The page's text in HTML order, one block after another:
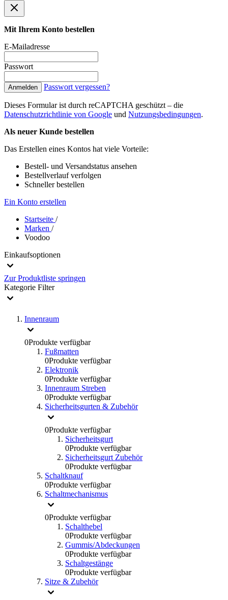
Mit Ihrem Konto bestellen
E-Mailadresse
Passwort
Anmelden Passwort vergessen?
Dieses Formular ist durch reCAPTCHA geschützt – die
Datenschutzrichtlinie von Google und Nutzungsbedingungen.
Als neuer Kunde bestellen
Das Erstellen eines Kontos hat viele Vorteile:
Bestell- und Versandstatus ansehen
Bestellverlauf verfolgen
Schneller bestellen
Ein Konto erstellen
Startseite /
Marken /
Voodoo
Einkaufsoptionen
Zur Produktliste springen
Kategorie Filter
Innenraum
0Produkte verfügbar
Fußmatten
0Produkte verfügbar
Elektronik
0Produkte verfügbar
Innenraum Streben
0Produkte verfügbar
Sicherheitsgurten & Zubehör
0Produkte verfügbar
Sicherheitsgurt
0Produkte verfügbar
Sicherheitsgurt Zubehör
0Produkte verfügbar
Schaltknauf
0Produkte verfügbar
Schaltmechanismus
0Produkte verfügbar
Schalthebel
0Produkte verfügbar
Gummis/Abdeckungen
0Produkte verfügbar
Schaltgestänge
0Produkte verfügbar
Sitze & Zubehör